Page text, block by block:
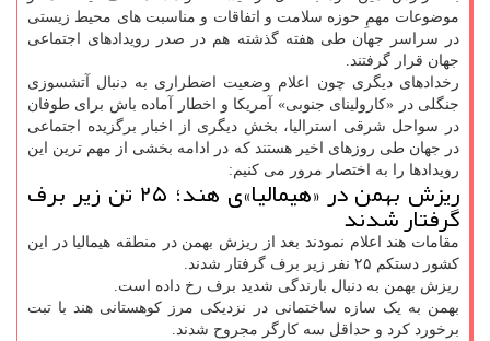
موضوعات مهمِ حوزه سلامت و اتفاقات و مناسبت های محیط زیستی
در سراسر جهان طی هفته گذشته هم در صدر رویدادهای اجتماعی
جهان قرار گرفتند.
رخدادهای دیگری چون اعلام وضعیت اضطراری به دنبال آتشسوزی
جنگلی در «کارولینای جنوبی» آمریکا و اخطار آماده باش برای طوفان
در سواحل شرقی استرالیا، بخش دیگری از اخبار برگزیده اجتماعی
در جهان طی روزهای اخیر هستند که در ادامه بخشی از مهم ترین این
رویدادها را به اختصار مرور می کنیم:
ریزش بهمن در «هیمالیا»ی هند؛ ۲۵ تن زیر برف
گرفتار شدند
مقامات هند اعلام نمودند بعد از ریزش بهمن در منطقه هیمالیا در این
کشور دستکم ۲۵ نفر زیر برف گرفتار شدند.
ریزش بهمن به دنبال بارندگی شدید برف رخ داده است.
بهمن به یک سازه ساختمانی در نزدیکی مرز کوهستانی هند با تبت
برخورد کرد و حداقل سه کارگر مجروح شدند.